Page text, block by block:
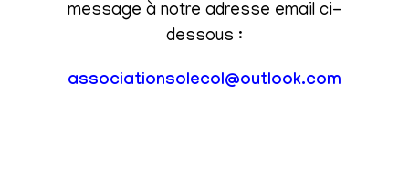
message à notre adresse email ci-
dessous :
associationsolecol@outlook.com